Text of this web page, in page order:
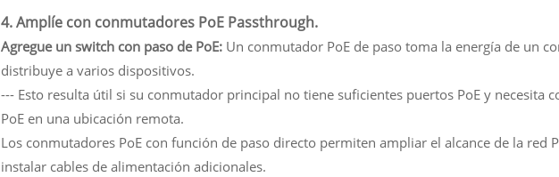
4. Amplíe con conmutadores PoE Passthrough.
Agregue un switch con paso de PoE: Un conmutador PoE de paso toma la energía de un
distribuye a varios dispositivos.
--- Esto resulta útil si su conmutador principal no tiene suficientes puertos PoE y necesita
PoE en una ubicación remota.
Los conmutadores PoE con función de paso directo permiten ampliar el alcance de la red
instalar cables de alimentación adicionales.